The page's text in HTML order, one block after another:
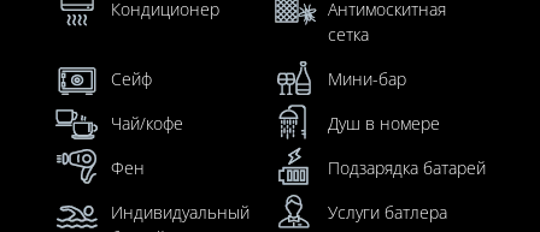
Кондиционер
Антимоскитная
сетка
Сейф
Мини-бар
Чай/кофе
Душ в номере
Фен
Подзарядка батарей
Индивидуальный
Услуги батлера